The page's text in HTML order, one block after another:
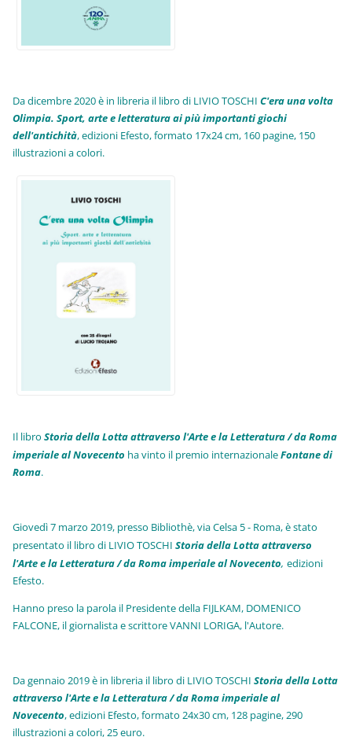
Da dicembre 2020 è in libreria il libro di LIVIO TOSCHIC'era una volta
Olimpia. Sport, arte e letteratura ai più importanti giochi
dell'antichità,edizioni Efesto, formato 17x24 cm, 160 pagine, 150
illustrazioni a colori.
Il libroStoria della Lotta attraverso l'Arte e la Letteratura / da Roma
imperiale al Novecento ha vinto il premio internazionaleFontane di
Roma.
Giovedì 7 marzo 2019, presso Bibliothè, via Celsa 5 - Roma, è stato
presentato il libro di LIVIO TOSCHIStoria della Lotta attraverso
l'Arte e la Letteratura / da Roma imperiale al Novecento, edizioni
Efesto.
Hanno preso la parola il Presidente della FIJLKAM, DOMENICO
FALCONE, il giornalista e scrittore VANNI LORIGA, l'Autore.
Da gennaio 2019 è in libreria il libro di LIVIO TOSCHIStoria della Lotta
attraverso l'Arte e la Letteratura / da Roma imperiale al
Novecento, edizioni Efesto, formato 24x30 cm, 128 pagine, 290
illustrazioni a colori, 25 euro.